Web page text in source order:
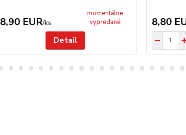
8,90 EUR/ks
momentálne
vypredané
Detail
8,80